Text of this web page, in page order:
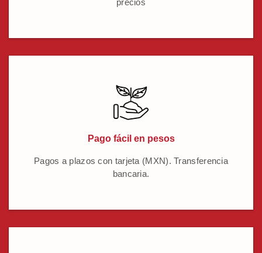
precios
Pago fácil en pesos
Pagos a plazos con tarjeta (MXN). Transferencia
bancaria.